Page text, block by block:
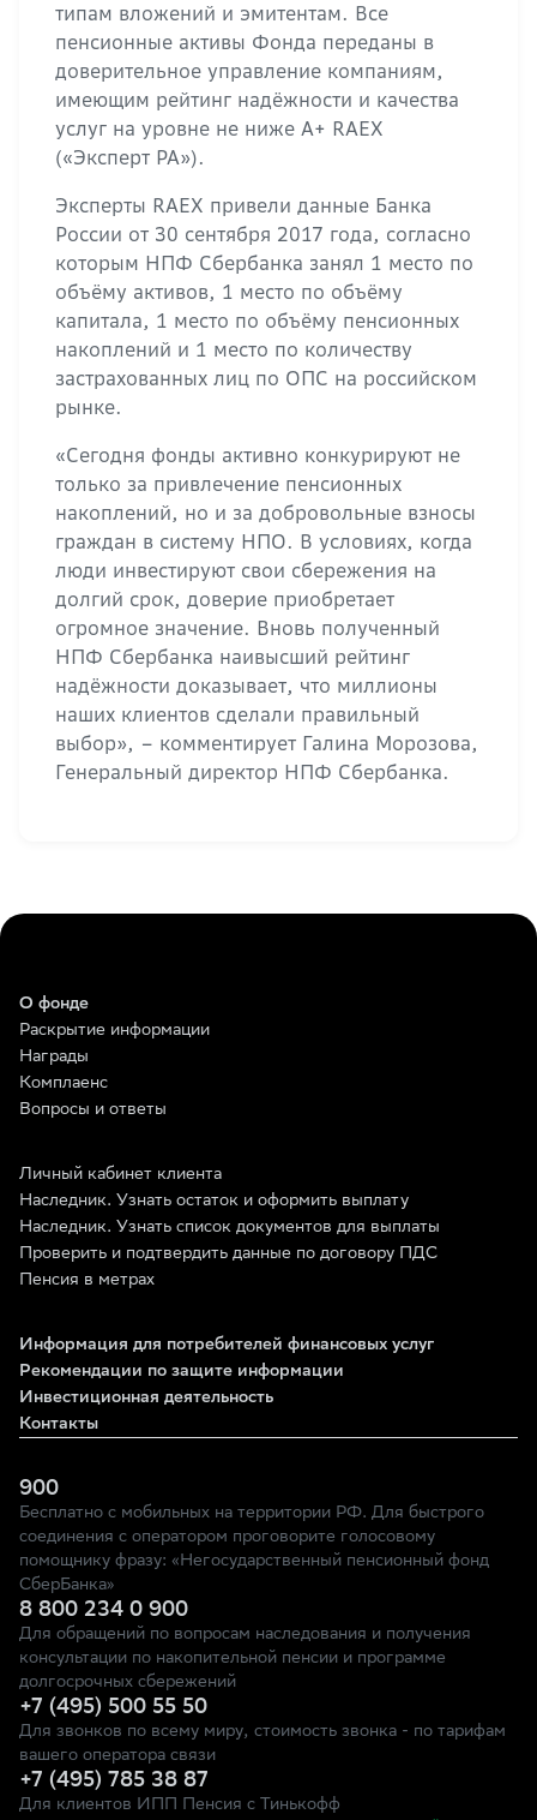
типам вложений и эмитентам. Все
пенсионные активы Фонда переданы в
доверительное управление компаниям,
имеющим рейтинг надёжности и качества
услуг на уровне не ниже А+ RAEX
(«Эксперт РА»).
Эксперты RAEX привели данные Банка
России от 30 сентября 2017 года, согласно
которым НПФ Сбербанка занял 1 место по
объёму активов, 1 место по объёму
капитала, 1 место по объёму пенсионных
накоплений и 1 место по количеству
застрахованных лиц по ОПС на российском
рынке.
«Сегодня фонды активно конкурируют не
только за привлечение пенсионных
накоплений, но и за добровольные взносы
граждан в систему НПО. В условиях, когда
люди инвестируют свои сбережения на
долгий срок, доверие приобретает
огромное значение. Вновь полученный
НПФ Сбербанка наивысший рейтинг
надёжности доказывает, что миллионы
наших клиентов сделали правильный
выбор», – комментирует Галина Морозова,
Генеральный директор НПФ Сбербанка.
О фонде
Раскрытие информации
Награды
Комплаенс
Вопросы и ответы
Личный кабинет клиента
Наследник. Узнать остаток и оформить выплату
Наследник. Узнать список документов для выплаты
Проверить и подтвердить данные по договору ПДС
Пенсия в метрах
Информация для потребителей финансовых услуг
Рекомендации по защите информации
Инвестиционная деятельность
Контакты
900
Бесплатно с мобильных на территории РФ. Для быстрого
соединения с оператором проговорите голосовому
помощнику фразу: «Негосударственный пенсионный фонд
СберБанка»
8 800 234 0 900
Для обращений по вопросам наследования и получения
консультации по накопительной пенсии и программе
долгосрочных сбережений
+7 (495) 500 55 50
Для звонков по всему миру, стоимость звонка - по тарифам
вашего оператора связи
+7 (495) 785 38 87
Для клиентов ИПП Пенсия с Тинькофф